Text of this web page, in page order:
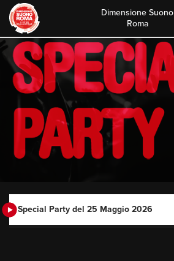
Skip
content
Dimensione Suono
Roma
Special Party del 25 Maggio 2026